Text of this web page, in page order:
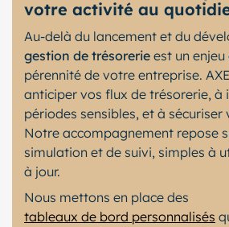
votre activité au
Au-delà du lancement et du
gestion de trésorerie est un
pérennité de votre entreprise.
anticiper vos flux de trésorerie, à
périodes sensibles, et à sécuriser
Notre accompagnement repose
simulation et de suivi, simples à
à jour.
Nous mettons en place des
tableaux de bord personnalisés